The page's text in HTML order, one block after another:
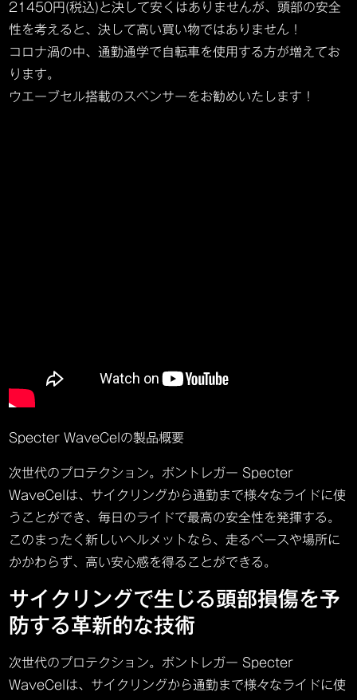
21450円(税込)と決して安くはありませんが、頭部の安全
性を考えると、決して高い買い物ではありません！
コロナ渦の中、通勤通学で自転車を使用する方が増えてお
ります。
ウエーブセル搭載のスペンサーをお勧めいたします！
Specter WaveCelの製品概要
次世代のプロテクション。ボントレガー Specter
WaveCelは、サイクリングから通勤まで様々なライドに使
うことができ、毎日のライドで最高の安全性を発揮する。
このまったく新しいヘルメットなら、走るペースや場所に
かかわらず、高い安心感を得ることができる。
サイクリングで生じる頭部損傷を予
防する革新的な技術
次世代のプロテクション。ボントレガー Specter
WaveCelは、サイクリングから通勤まで様々なライドに使